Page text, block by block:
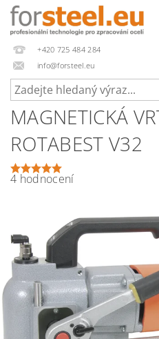
+420 725 484 284
info@forsteel.eu
MAGNETICKÁ
ROTABEST V32
4 hodnocení